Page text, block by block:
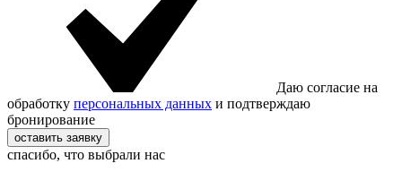
Даю согласие на
обработку персональных данных и подтверждаю
бронирование
оставить заявку
спасибо, что выбрали нас